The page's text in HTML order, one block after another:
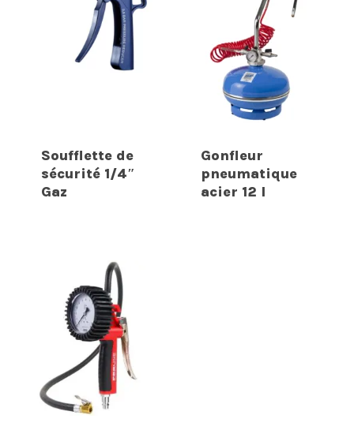
Soufflette de
sécurité 1/4″
Gaz
Gonfleur
pneumatique
acier 12 l